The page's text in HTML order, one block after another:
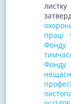
праці
Фонду
Фонду